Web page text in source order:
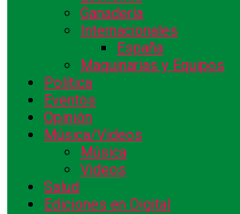
Ganadería
Internacionales
España
Maquinarias y Equipos
Política
Eventos
Opinión
Música/Videos
Música
Videos
Salud
Ediciones en Digital